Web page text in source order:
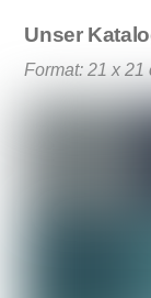
Unser
Format: 21 x 21